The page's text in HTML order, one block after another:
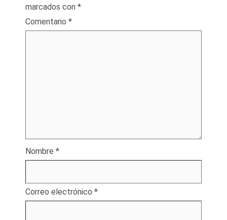
marcados con *
Comentario *
Nombre *
Correo electrónico *